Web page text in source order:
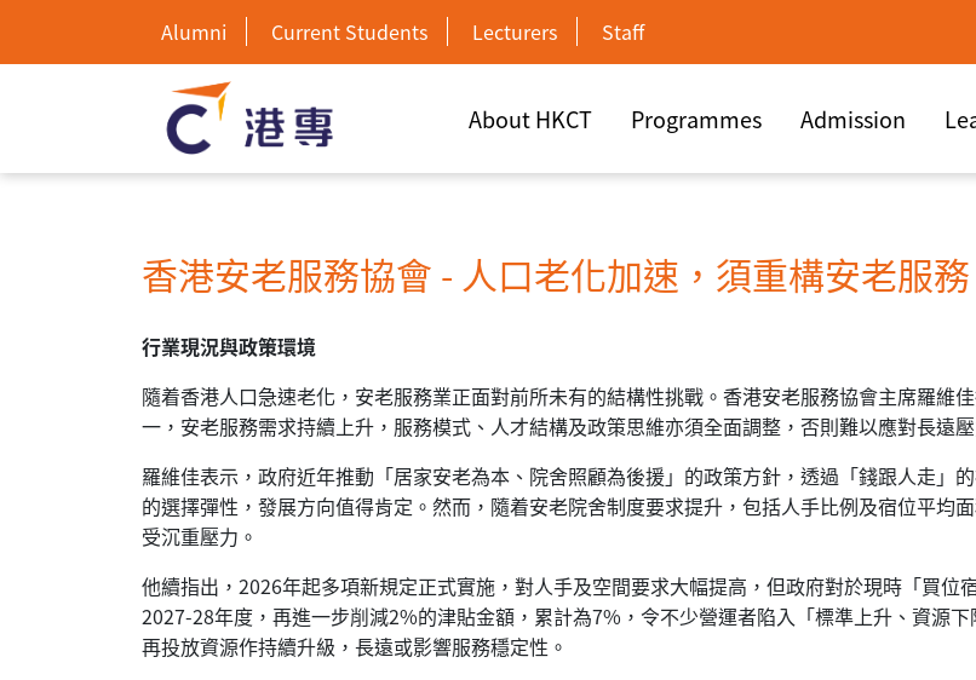
Alumni Current Students Lecturers Staff
About HKCT Programmes Admission
香港安老服務協會 - 人口老化加速，須重構安老服
行業現況與政策環境
隨着香港人口急速老化，安老服務業正面對前所未有的結構性挑戰。香港安老服務協會主席羅維
一，安老服務需求持續上升，服務模式、人才結構及政策思維亦須全面調整，否則難以應對長遠壓
羅維佳表示，政府近年推動「居家安老為本、院舍照顧為後援」的政策方針，透過「錢跟人走」
的選擇彈性，發展方向值得肯定。然而，隨着安老院舍制度要求提升，包括人手比例及宿位平均
受沉重壓力。
他續指出，2026年起多項新規定正式實施，對人手及空間要求大幅提高，但政府對於現時「買
2027-28年度，再進一步削減2%的津貼金額，累計為7%，令不少營運者陷入「標準上升、資源
再投放資源作持續升級，長遠或影響服務穩定性。